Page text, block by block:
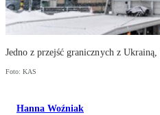
Jedno z przejść granicznych z
Foto: KAS
Hanna Woźniak